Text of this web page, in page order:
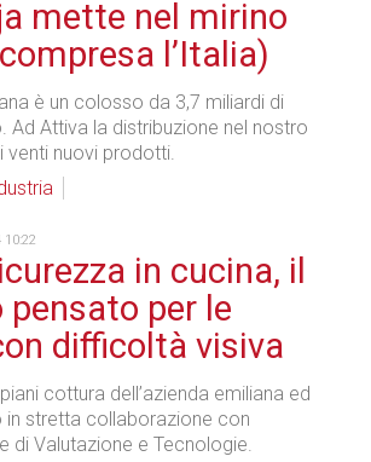
mette nel mirino
l’Italia)
è un colosso da 3,7 miliardi di
Ad Attiva la distribuzione nel nostro
venti nuovi prodotti.
10:22
in cucina, il
per le
difficoltà visiva
cottura dell’azienda emiliana ed
stretta collaborazione con
di Valutazione e Tecnologie.